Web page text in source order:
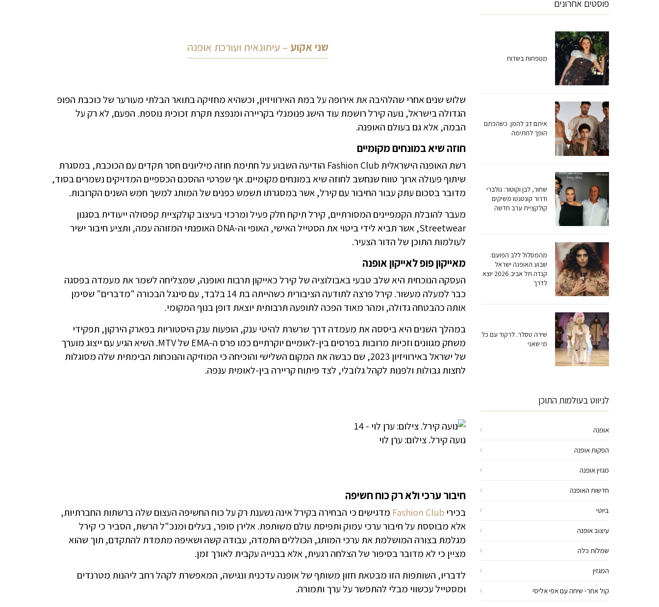
שני אקוע – עיתונאית ועורכת אופנה
שלוש שנים אחרי שהלהיבה את אירופה על במת האירוויזיון, וכשהיא מחזיקה בתואר הבלתי מעורער של כוכבת הפופ
הגדולה בישראל, נועה קירל רושמת עוד הישג פנומנלי בקריירה ומנפצת תקרת זכוכית נוספת. הפעם, לא רק על
הבמה, אלא גם בעולם האופנה.
חוזה שיא במונחים מקומיים
רשת האופנה הישראלית Fashion Club הודיעה השבוע על חתימת חוזה מיליונים חסר תקדים עם הכוכבת, במסגרת
שיתוף פעולה ארוך טווח שנחשב לחוזה שיא במונחים מקומיים. אף שפרטי ההסכם הכספיים המדויקים נשמרים בסוד,
מדובר בסכום עתק עבור החיבור עם קירל, אשר במסגרתו תשמש כפנים של המותג למשך חמש השנים הקרובות.
מעבר להובלת הקמפיינים המסורתיים, קירל תיקח חלק פעיל ומרכזי בעיצוב קולקציית קפסולה ייעודית בסגנון
Streetwear, אשר תביא לידי ביטוי את הסטייל האישי, האופי וה-DNA האופנתי המזוהה עמה, ותציע חיבור ישיר
לעולמות התוכן של הדור הצעיר.
מאייקון פופ לאייקון אופנה
העסקה הנוכחית היא שלב טבעי באבולוציה של קירל כאייקון תרבות ואופנה, שמצליחה לשמר את מעמדה בפסגה
כבר למעלה מעשור. קירל פרצה לתודעה הציבורית כשהייתה בת 14 בלבד, עם סינגל הבכורה "מדברים" שסימן
אותה כהבטחה גדולה, ומהר מאוד הפכה לתופעה תרבותית יוצאת דופן בנוף המקומי.
במהלך השנים היא ביססה את מעמדה דרך שרשרת להיטי ענק, הופעות ענק היסטוריות בפארק הירקון, תפקידי
משחק מגוונים וזכיות מרובות בפרסים בין-לאומיים יוקרתיים כמו פרס ה-EMA של MTV. השיא הגיע עם ייצוג מוערך
של ישראל באירוויזיון 2023, שם כבשה את המקום השלישי והוכיחה כי המוזיקה והנוכחות הבימתית שלה מסוגלות
לחצות גבולות ולפנות לקהל גלובלי, לצד פיתוח קריירה בין-לאומית ענפה.
נועה קירל. צילום: ערן לוי
חיבור ערכי ולא רק כוח חשיפה
בכיריFashion Club מדגישים כי הבחירה בקירל אינה נשענת רק על כוח החשיפה העצום שלה ברשתות החברתיות,
אלא מבוססת על חיבור ערכי עמוק ותפיסת עולם משותפת. אלירן סופר, בעלים ומנכ"ל הרשת, הסביר כי קירל
מגלמת בצורה המושלמת את ערכי המותג, הכוללים התמדה, עבודה קשה ושאיפה מתמדת להתקדם, תוך שהוא
מציין כי לא מדובר בסיפור של הצלחה רגעית, אלא בבנייה עקבית לאורך זמן.
לדבריו, השותפות הזו מבטאת חזון משותף של אופנה עדכנית ונגישה, המאפשרת לקהל רחב ליהנות מטרנדים
ומסטייל עכשווי מבלי להתפשר על ערך ותמורה.
פוסטים אחרונים
מטפחות בשדות
איתם דב להמן. כשהכתם
הופך לחתימה
שחור, לבן וקוטור: גולברי
ודרור קונטנטו משיקים
קולקציית ערב חדשה
מהמסלול ללב הפועם:
שבוע האופנה ישראל
קנדה תל אביב 2026 יוצא
לדרך
שירה טסלר. לרקוד עם כל
מי שאני
לניווט בעולמות התוכן
אופנה
הפקות אופנה
מגזין אופנה
חדשות האופנה
ביוטי
עיצוב אופנה
שמלות כלה
המגזין
קול אחר- שיחה עם אפי אליסי